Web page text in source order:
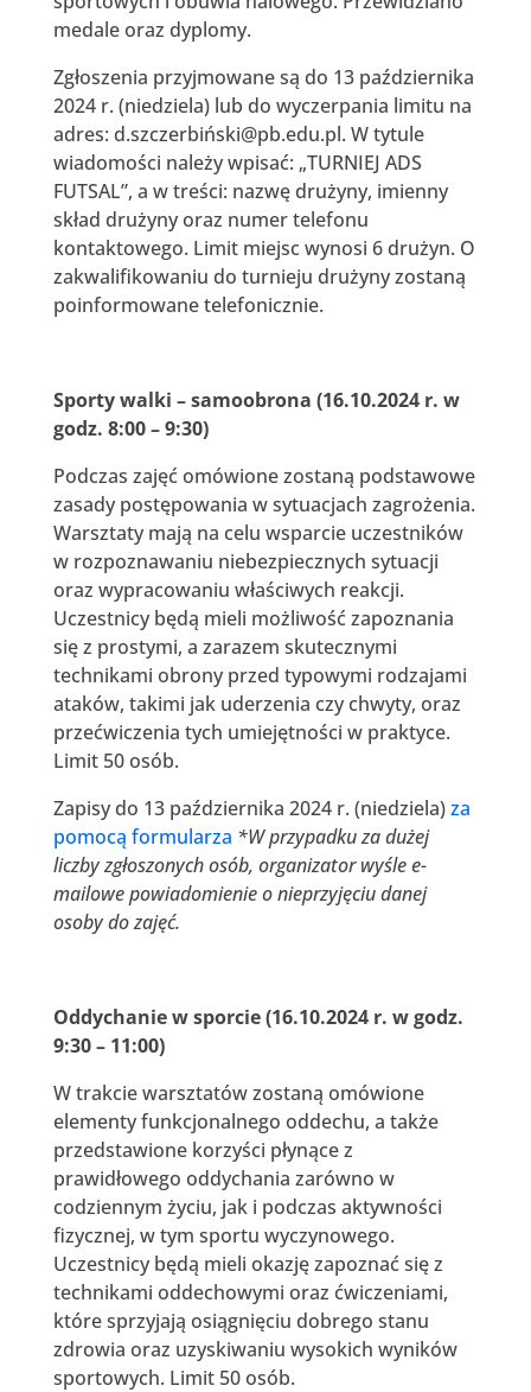
medale oraz dyplomy.
Zgłoszenia przyjmowane są do 13 października
2024 r. (niedziela) lub do wyczerpania limitu na
adres: d.szczerbiński@pb.edu.pl. W tytule
wiadomości należy wpisać: „TURNIEJ ADS
FUTSAL”, a w treści: nazwę drużyny, imienny
skład drużyny oraz numer telefonu
kontaktowego. Limit miejsc wynosi 6 drużyn. O
zakwalifikowaniu do turnieju drużyny zostaną
poinformowane telefonicznie.
Sporty walki – samoobrona (16.10.2024 r. w
godz. 8:00 – 9:30)
Podczas zajęć omówione zostaną podstawowe
zasady postępowania w sytuacjach zagrożenia.
Warsztaty mają na celu wsparcie uczestników
w rozpoznawaniu niebezpiecznych sytuacji
oraz wypracowaniu właściwych reakcji.
Uczestnicy będą mieli możliwość zapoznania
się z prostymi, a zarazem skutecznymi
technikami obrony przed typowymi rodzajami
ataków, takimi jak uderzenia czy chwyty, oraz
przećwiczenia tych umiejętności w praktyce.
Limit 50 osób.
Zapisy do 13 października 2024 r. (niedziela)za
pomocą formularza *W przypadku za dużej
liczby zgłoszonych osób, organizator wyśle e-
mailowe powiadomienie o nieprzyjęciu danej
osoby do zajęć.
Oddychanie w sporcie (16.10.2024 r. w godz.
9:30 – 11:00)
W trakcie warsztatów zostaną omówione
elementy funkcjonalnego oddechu, a także
przedstawione korzyści płynące z
prawidłowego oddychania zarówno w
codziennym życiu, jak i podczas aktywności
fizycznej, w tym sportu wyczynowego.
Uczestnicy będą mieli okazję zapoznać się z
technikami oddechowymi oraz ćwiczeniami,
które sprzyjają osiągnięciu dobrego stanu
zdrowia oraz uzyskiwaniu wysokich wyników
sportowych. Limit 50 osób.